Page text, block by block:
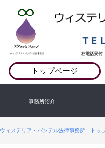
トップページ
事務所紹介
ウィステリア・バンデル法律事務所 トッ